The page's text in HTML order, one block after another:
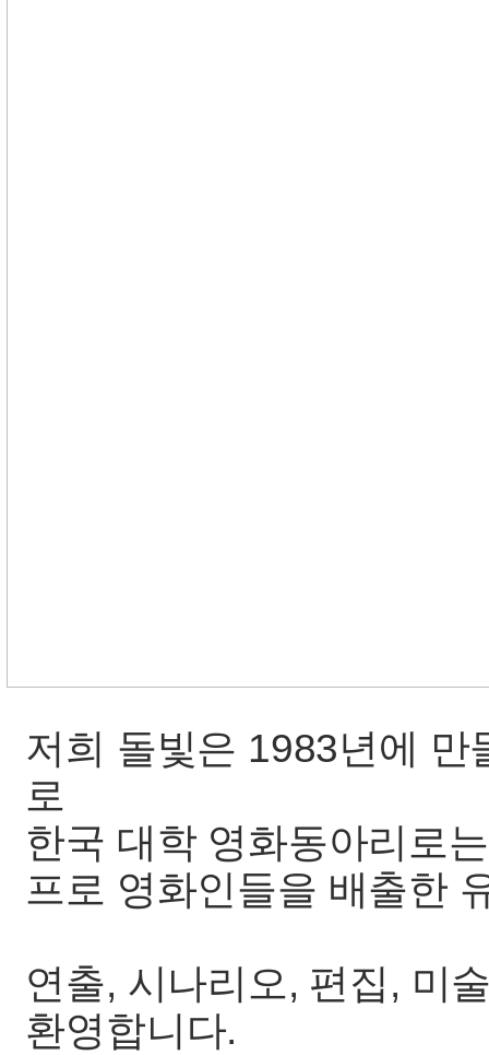
저희 돌빛은 1983년에 만
로
한국 대학 영화동아리로
프로 영화인들을 배출한
연출, 시나리오, 편집, 미
환영합니다.